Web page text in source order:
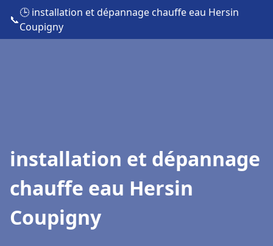
📞
🕒 installation et dépannage chauffe eau Hersin
Coupigny
installation et dépannage
chauffe eau Hersin
Coupigny